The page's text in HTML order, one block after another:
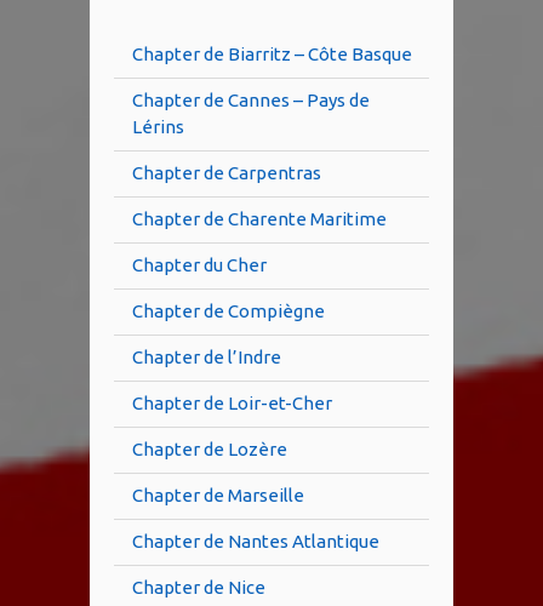
Chapter de Biarritz – Côte Basque
Chapter de Cannes – Pays de
Lérins
Chapter de Carpentras
Chapter de Charente Maritime
Chapter du Cher
Chapter de Compiègne
Chapter de l’Indre
Chapter de Loir-et-Cher
Chapter de Lozère
Chapter de Marseille
Chapter de Nantes Atlantique
Chapter de Nice